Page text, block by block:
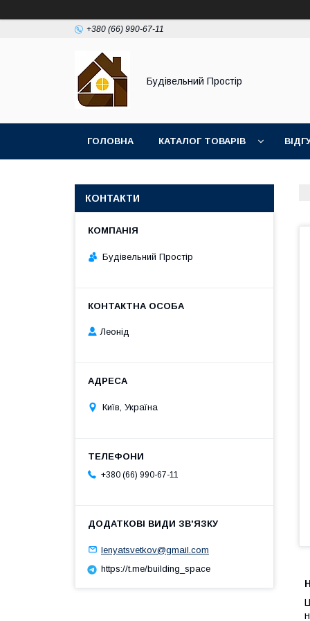
+380 (66) 990-67-11
Будівельний Простір
ГОЛОВНА КАТАЛОГ ТОВАРІВ
КОНТАКТИ
Будівельний Простір
Леонід
Київ, Україна
+380 (66) 990-67-11
lenyatsvetkov@gmail.com
https://t.me/building_space